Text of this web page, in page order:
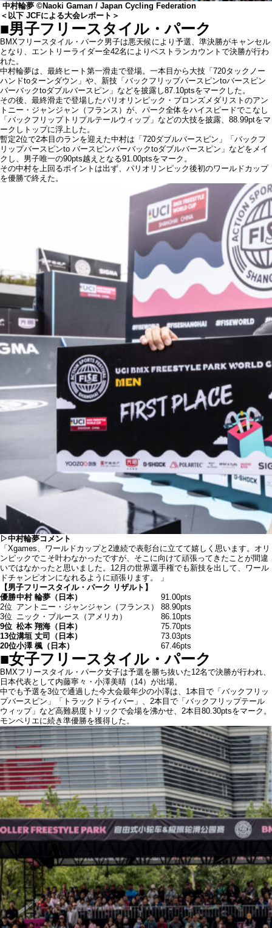
中村輪夢 ©️Naoki Gaman / Japan Cycling Federation
＜以下 JCFによる大会レポート＞
■男子フリースタイル・パーク
BMXフリースタイル・パーク男子は悪天候により予選、準決勝がキャンセル
となり、エントリーライダー全42名によりベストランカウントで決勝が行わ
れた。
中村輪夢は、最終ヒート第一滑走で登場。一本目から大技「720タックノー
ハンドtoターンダウン」や、新技「バックフリップバースピンtoバースピン
バーバックtoダブルバースピン」などを披露し87.10ptsをマークした。
その後、最終滑走で登場したパリオリンピック・ブロンズメダリストのアン
トニー・ジャンジャン（フランス）が、パーク全体をハイスピードでこなし
「バックフリップトリプルテールウィップ」などの大技を披露、88.99ptをマ
ークしトップに浮上した。
暫定2位で2本目のランを迎えた中村は「720ダブルバースピン」「バックフ
リップバースピンto バースピンバーバックtoダブルバースピン」などをメイ
クし、男子唯一の90pts越えとなる91.00ptsをマーク。
その中村を上回るポイントは出ず、パリオリンピック後初のワールドカップ
を優勝で終えた。
▷中村輪夢コメント
「Xgames、ワールドカップと2連続で表彰台に立てて嬉しく思います。オリ
ンピックでこそ叶わなかったですが、そこに向けて頑張ってきたことが間違
いではなかったと思いました。12月の世界選手権でも新技を出して、ワール
ドチャンピオンになれるように頑張ります。 」
【男子フリースタイル・パーク リザルト】
優勝中村 輪夢（日本）
91.00pts
2位 アントニー・ジャンジャン（フランス） 88.90pts
3位
ニック・ブルース（アメリカ）
86.10pts
9位 松本 翔海（日本）
75.70pts
13位溝垣 丈司（日本）
73.03pts
20位小澤 楓（日本） 67.46pts
■女子フリースタイル・パーク
BMXフリースタイル・パーク女子は予選を勝ち抜いた12名で決勝が行われ、
日本代表として内藤寧々・小澤美晴（14）が出場。
中でも予選を3位で通過した今大会最年少の小澤は、1本目で「バックフリッ
プバースピン」「トラックドライバー」、2本目で「バックフリップテール
ウィップ」など高難易度トリックで会場を沸かせ、2本目80.30ptsをマーク。
モンペリエに続き準優勝を獲得した。